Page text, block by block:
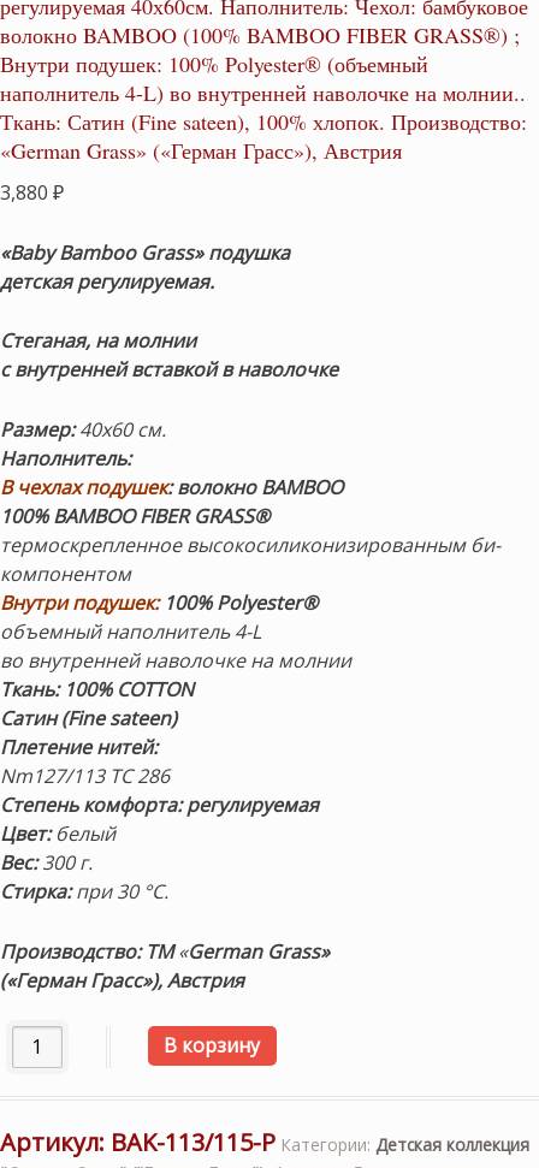
волокно BAMBOO (100% BAMBOO FIBER GRASS®) ;
Внутри подушек: 100% Polyester® (объемный
наполнитель 4-L) во внутренней наволочке на молнии..
Ткань: Сатин (Fine sateen), 100% хлопок. Производство:
«German Grass» («Герман Грасс»), Австрия
3,880 ₽
«Baby Bamboo Grass» подушка
детская регулируемая.
Стеганая, на молнии
с внутренней вставкой в наволочке
Размер:40х60 см.
Наполнитель:
В чехлах подушек: волокно BAMBOO
100% BAMBOO FIBER GRASS®
термоскрепленное высокосиликонизированным би-
компонентом
Внутри подушек:100% Polyester®
объемный наполнитель 4-L
во внутренней наволочке на молнии
Ткань: 100% COTТON
Сатин (Fine sateen)
Плетение нитей:
Nm127/113 TC 286
Степень комфорта: регулируемая
Цвет:белый
Вес:300 г.
Стирка:при 30 °C.
Производство: ТМ«German Grass»
(«Герман Грасс»), Австрия
Количество товара Подушка детская бамбуковвая
В корзину
Артикул: BAK-113/115-P Категории: Детская коллекция